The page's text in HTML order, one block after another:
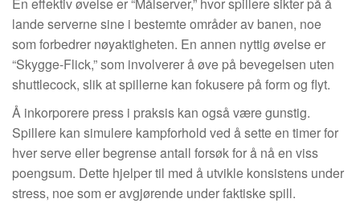
lande serverne sine i bestemte områder av banen, noe
som forbedrer nøyaktigheten. En annen nyttig øvelse er
“Skygge-Flick,” som involverer å øve på bevegelsen uten
shuttlecock, slik at spillerne kan fokusere på form og flyt.
Å inkorporere press i praksis kan også være gunstig.
Spillere kan simulere kampforhold ved å sette en timer for
hver serve eller begrense antall forsøk for å nå en viss
poengsum. Dette hjelper til med å utvikle konsistens under
stress, noe som er avgjørende under faktiske spill.